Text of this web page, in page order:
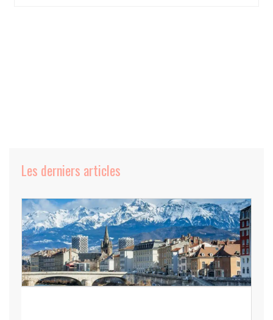
Les derniers articles